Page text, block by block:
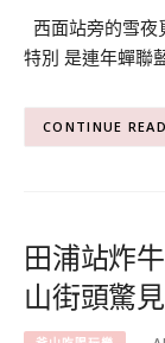
西面站旁的雪夜
特別 是連年蟬聯
CONTINUE
田浦站炸
山街頭驚